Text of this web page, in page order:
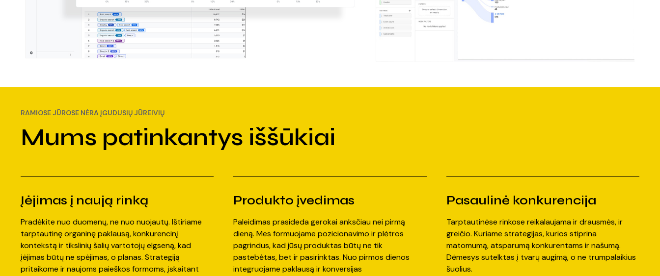
RAMIOSE JŪROSE NĖRA ĮGUDUSIŲ JŪREIVIŲ
Mums patinkantys iššūkiai
Įėjimas į naują rinką
Pradėkite nuo duomenų, ne nuo nuojautų. Ištiriame
tarptautinę organinę paklausą, konkurencinį
kontekstą ir tikslinių šalių vartotojų elgseną, kad
įėjimas būtų ne spėjimas, o planas. Strategiją
pritaikome ir naujoms paieškos formoms, įskaitant
Produkto įvedimas
Paleidimas prasideda gerokai anksčiau nei pirmą
dieną. Mes formuojame pozicionavimo ir plėtros
pagrindus, kad jūsų produktas būtų ne tik
pastebėtas, bet ir pasirinktas. Nuo pirmos dienos
integruojame paklausą ir konversijas
Pasaulinė konkurencija
Tarptautinėse rinkose reikalaujama ir drausmės, ir
greičio. Kuriame strategijas, kurios stiprina
matomumą, atsparumą konkurentams ir našumą.
Dėmesys sutelktas į tvarų augimą, o ne trumpalaikius
šuolius.